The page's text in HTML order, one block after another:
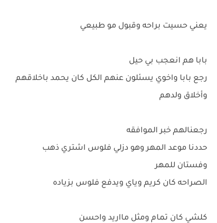
يعني حسيت براحه وقبول مو طبيعي
بابا هم انعجب بي حيل
رجع بابا واخوي يسئلون عنهم الكل كان يحمد باخلاقهم
وأخلاق ولدهم
رجعنالهم خبر الموافقه
حددنا موعد المهر وهو دزلي فلوس اشتري ذهب
وفستان للمهر
الصراحه كان كريم وياي ويدفع فلوس بزياده
كلشي كان تمام ومثل مااريد واحسن